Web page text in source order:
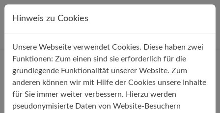
Direkt zur Hauptnavigation springen
Direkt zum Inhalt springen
StartseiteÜber uns Aktuelles
Hinweis zu Cookies
Unsere Webseite verwendet Cookies. Diese haben zwei
Funktionen: Zum einen sind sie erforderlich für die
grundlegende Funktionalität unserer Website. Zum
anderen können wir mit Hilfe der Cookies unsere Inhalte
für Sie immer weiter verbessern. Hierzu werden
pseudonymisierte Daten von Website-Besuchern